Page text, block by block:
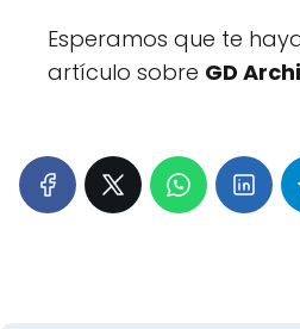
Esperamos que te
artículo sobre GD